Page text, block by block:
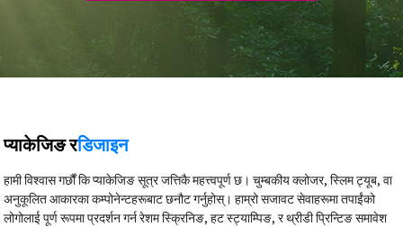
प्याकेजिङ रडिजाइन
हामी विश्वास गर्छौं कि प्याकेजिङ सूत्र जत्तिकै महत्त्वपूर्ण छ। चुम्बकीय क्लोजर, स्लिम ट्यूब, वा
अनुकूलित आकारका कम्पोनेन्टहरूबाट छनौट गर्नुहोस्। हाम्रो सजावट सेवाहरूमा तपाईंको
लोगोलाई पूर्ण रूपमा प्रदर्शन गर्न रेशम स्क्रिनिङ, हट स्ट्याम्पिङ, र थ्रीडी प्रिन्टिङ समावेश